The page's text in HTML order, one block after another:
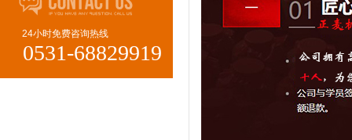
24小时免费咨询热线
0531-68829919